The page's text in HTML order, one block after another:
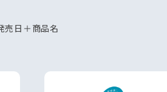
売日＋商品名